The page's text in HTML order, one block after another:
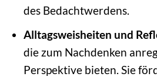
des Bedachtwerdens.
Alltagsweisheiten und
die zum Nachdenken
Perspektive bieten. Sie